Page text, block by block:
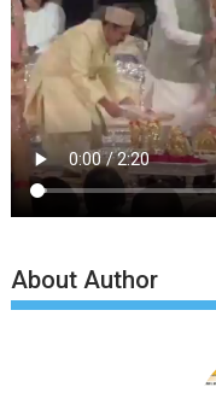
About Author